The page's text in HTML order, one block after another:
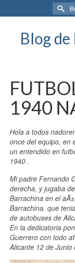
Buscar
por:
Blog de
1940
Hola a todos
once del equipo, en
un entendido en
1940 .
Mi padre Fernando
derecha, y jugaba
Barrachina en el
Barrachina, que
de autobuses de
En la dedicatoria
Guerrero con todo
Alicante 12 de Junio